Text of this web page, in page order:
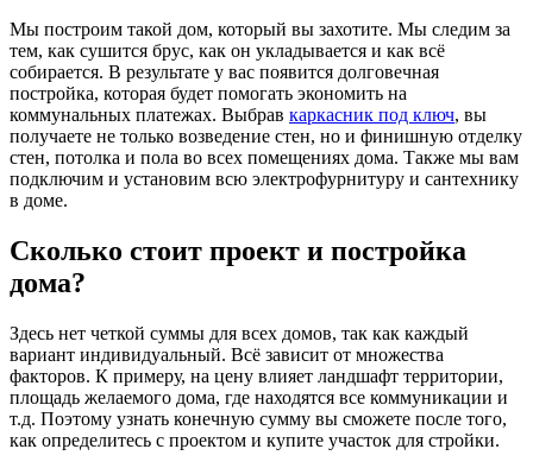
Мы построим такой дом, который вы захотите. Мы следим за
тем, как сушится брус, как он укладывается и как всё
собирается. В результате у вас появится долговечная
постройка, которая будет помогать экономить на
коммунальных платежах. Выбрав каркасник под ключ, вы
получаете не только возведение стен, но и финишную отделку
стен, потолка и пола во всех помещениях дома. Также мы вам
подключим и установим всю электрофурнитуру и сантехнику
в доме.
Сколько стоит проект и постройка
дома?
Здесь нет четкой суммы для всех домов, так как каждый
вариант индивидуальный. Всё зависит от множества
факторов. К примеру, на цену влияет ландшафт территории,
площадь желаемого дома, где находятся все коммуникации и
т.д. Поэтому узнать конечную сумму вы сможете после того,
как определитесь с проектом и купите участок для стройки.